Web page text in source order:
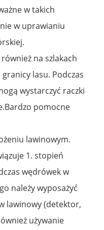
w takich
w uprawianiu
na szlakach
lasu. Podczas
wystarczyć raczki
pomocne
lawinowym.
1. stopień
wędrówek w
należy wyposażyć
lawinowy (detektor,
używanie